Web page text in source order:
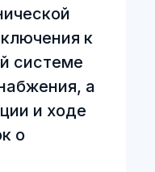
к
системе
а
и ходе
о